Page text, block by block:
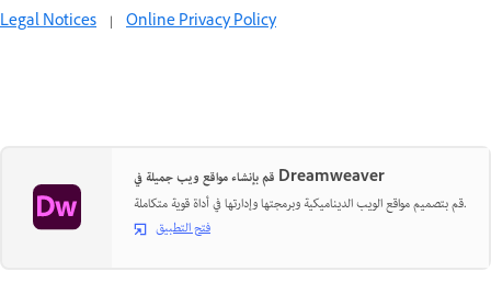
Legal Notices | Online Privacy Policy
قم بإنشاء مواقع ويب جميلة في Dreamweaver
قم بتصميم مواقع الويب الديناميكية وبرمجتها وإدارتها في أداة قوية متكاملة.
فتح التطبيق